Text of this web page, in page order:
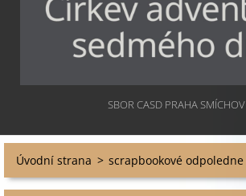
SBOR CASD PRAHA SMÍCHOV
Úvodní strana > scrapbookové odpoledne